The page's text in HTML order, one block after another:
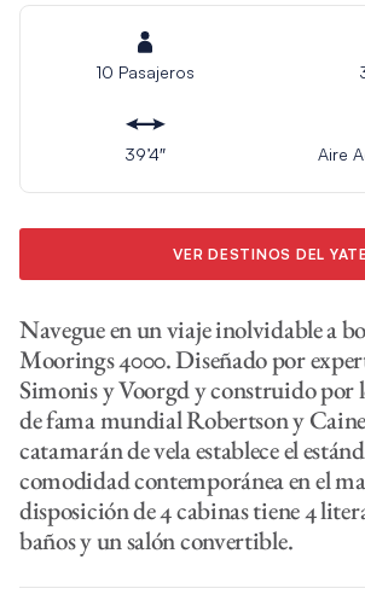
10 Pasajeros
39’4″ Aire
VER DESTINOS DEL YATE
Navegue en un viaje inolvidable a
Moorings 4000. Diseñado por
Simonis y Voorgd y construido por
de fama mundial Robertson y
catamarán de vela establece el
comodidad contemporánea en el
disposición de 4 cabinas tiene 4
baños y un salón convertible.
El Moorings 4000 cuenta con una serie